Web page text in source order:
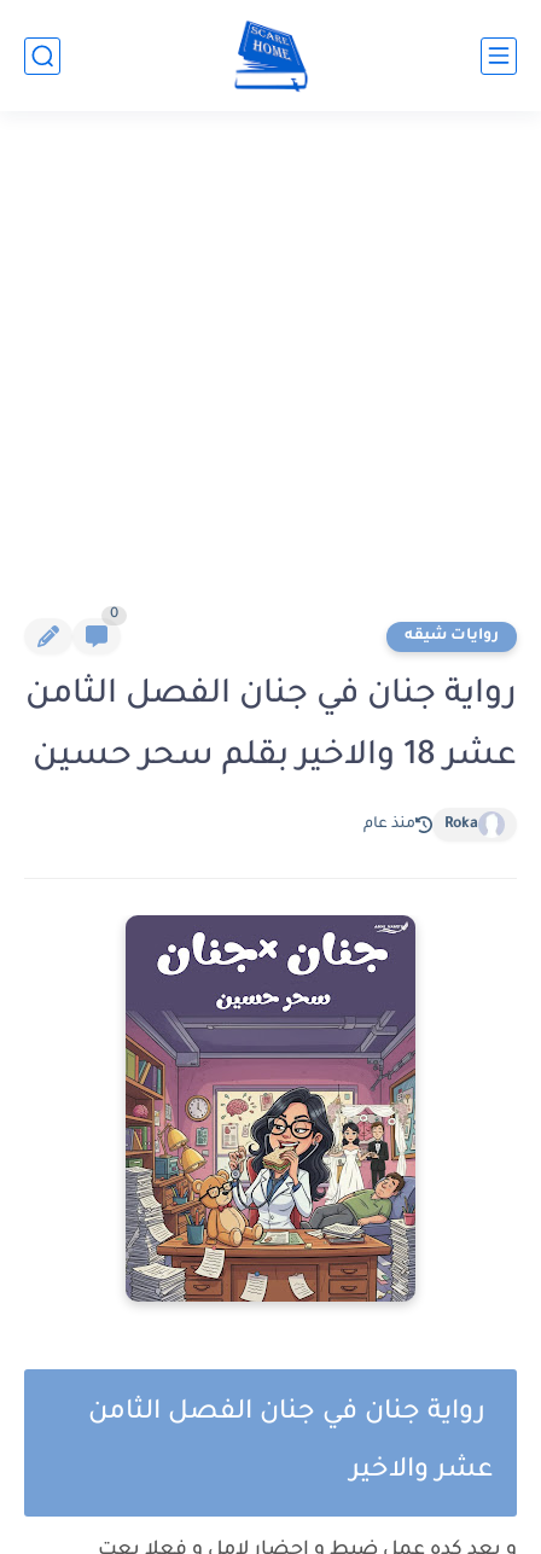
روايات شيقه
0
رواية جنان في جنان الفصل الثامن
عشر 18 والاخير بقلم سحر حسين
Roka منذ عام
رواية جنان في جنان الفصل الثامن
عشر والاخير